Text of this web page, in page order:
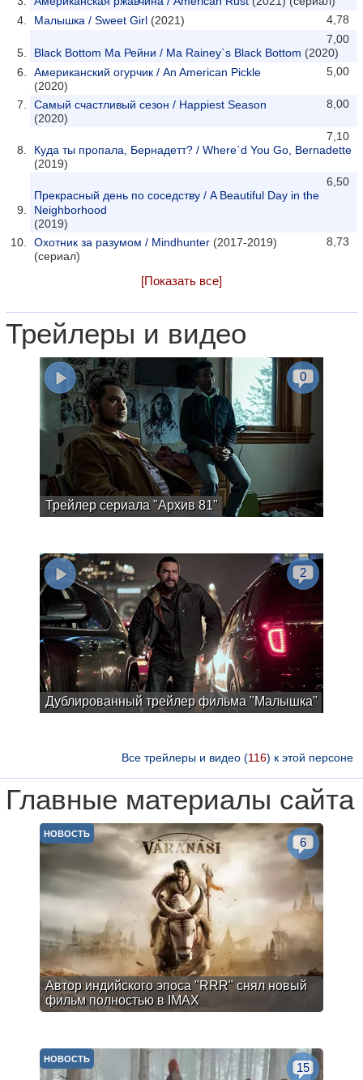
4,78
Малышка / Sweet Girl (2021)
7,00
Black Bottom Ма Рейни / Ma Rainey`s Black Bottom (2020)
5,00
Американский огурчик / An American Pickle
(2020)
8,00
Самый счастливый сезон / Happiest Season
(2020)
7,10
Куда ты пропала, Бернадетт? / Where`d You Go, Bernadette
(2019)
6,50
Прекрасный день по соседству / A Beautiful Day in the
Neighborhood
(2019)
8,73
Охотник за разумом / Mindhunter (2017-2019)
(сериал)
[Показать все]
Трейлеры и видео
Трейлер сериала "Архив 81"
0
Дублированный трейлер фильма "Малышка"
2
Все трейлеры и видео (116) к этой персоне
Главные материалы сайта
Автор индийского эпоса "RRR" снял новый
фильм полностью в IMAX
НОВОСТЬ
6
НОВОСТЬ
15